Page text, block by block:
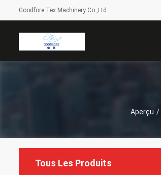
Goodfore Tex Machinery Co.,Ltd
Aperçu /
Tous Les Produits